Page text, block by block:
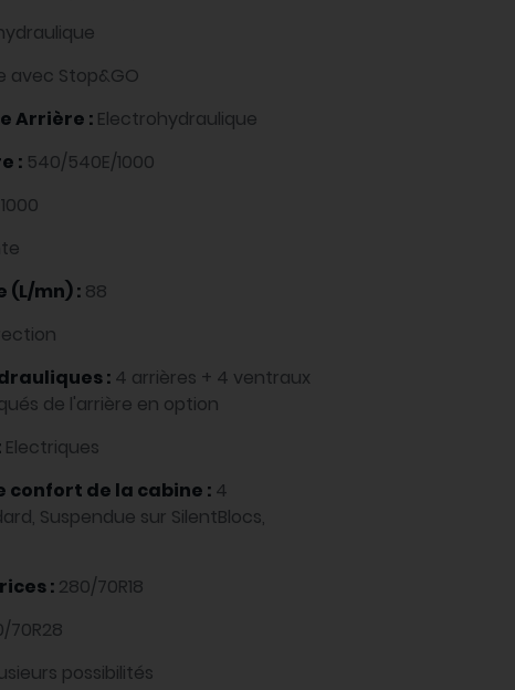
avec Stop&GO
Arrière : Electrohydraulique
: 540/540E/1000
(L/mn) : 88
: 4 arrières + 4 ventraux
de l'arrière en option
Electriques
confort de la cabine : 4
Suspendue sur SilentBlocs,
: 280/70R18
70R28
possibilités